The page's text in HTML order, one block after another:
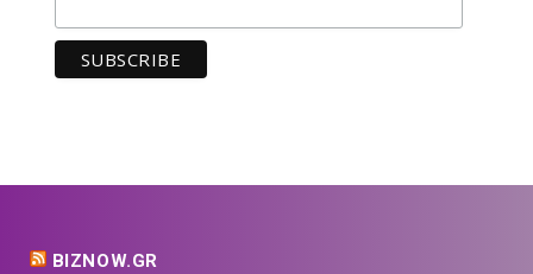
BIZNOW.GR